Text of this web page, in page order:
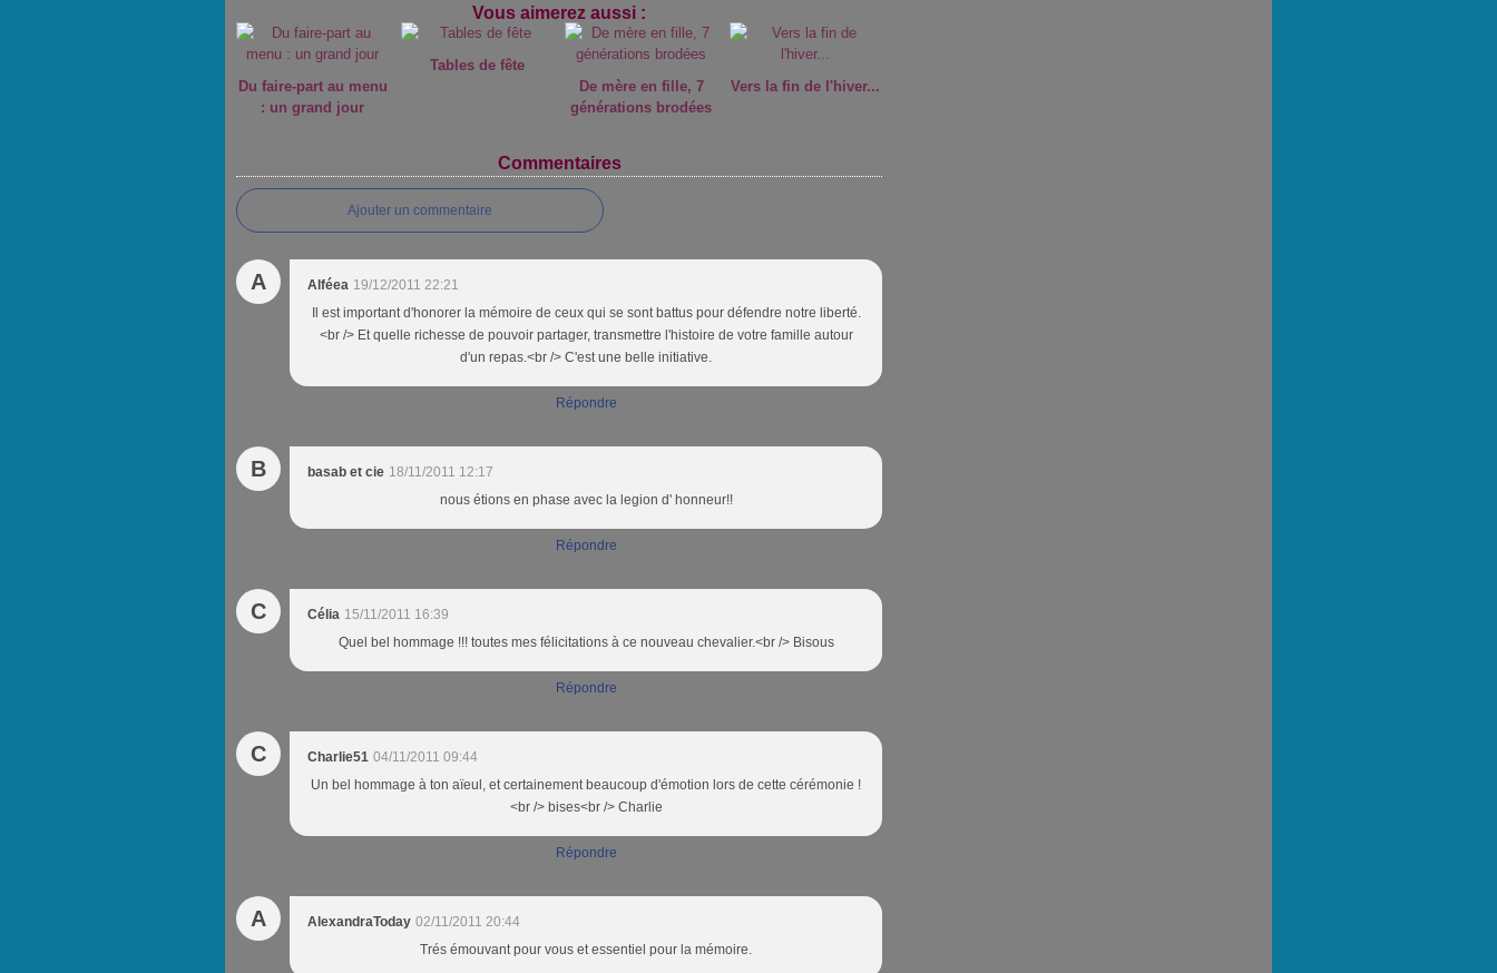
Vous aimerez aussi :
Du faire-part au menu
: un grand jour
Tables de fête
De mère en fille, 7
générations brodées
Vers la fin de l'hiver...
Commentaires
Ajouter un commentaire
A Alféea 19/12/2011 22:21
Il est important d'honorer la mémoire de ceux qui se sont battus pour défendre notre liberté.
<br /> Et quelle richesse de pouvoir partager, transmettre l'histoire de votre famille autour
d'un repas.<br /> C'est une belle initiative.
Répondre
B basab et cie 18/11/2011 12:17
nous étions en phase avec la legion d' honneur!!
Répondre
C Célia 15/11/2011 16:39
Quel bel hommage !!! toutes mes félicitations à ce nouveau chevalier.<br /> Bisous
Répondre
C Charlie51 04/11/2011 09:44
Un bel hommage à ton aïeul, et certainement beaucoup d'émotion lors de cette cérémonie !
<br /> bises<br /> Charlie
Répondre
A AlexandraToday 02/11/2011 20:44
Trés émouvant pour vous et essentiel pour la mémoire.